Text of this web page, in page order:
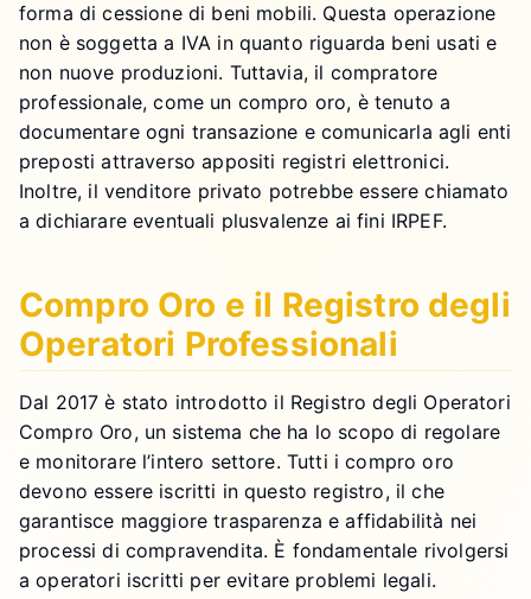
forma di cessione di beni mobili. Questa operazione
non è soggetta a IVA in quanto riguarda beni usati e
non nuove produzioni. Tuttavia, il compratore
professionale, come un compro oro, è tenuto a
documentare ogni transazione e comunicarla agli enti
preposti attraverso appositi registri elettronici.
Inoltre, il venditore privato potrebbe essere chiamato
a dichiarare eventuali plusvalenze ai fini IRPEF.
Compro Oro e il Registro degli
Operatori Professionali
Dal 2017 è stato introdotto il Registro degli Operatori
Compro Oro, un sistema che ha lo scopo di regolare
e monitorare l’intero settore. Tutti i compro oro
devono essere iscritti in questo registro, il che
garantisce maggiore trasparenza e affidabilità nei
processi di compravendita. È fondamentale rivolgersi
a operatori iscritti per evitare problemi legali.